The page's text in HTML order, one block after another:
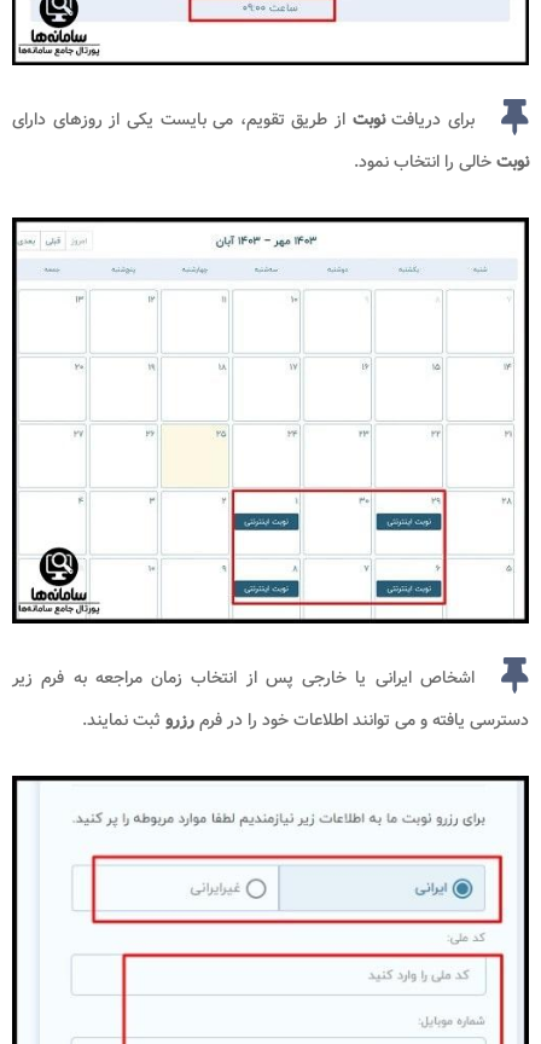
برای دریافتنوبت از طریق تقویم، می بایست یکی از روزهای دارای
نوبتخالی را انتخاب نمود.
اشخاص ایرانی یا خارجی پس از انتخاب زمان مراجعه به فرم زیر
دسترسی یافته و می توانند اطلاعات خود را در فرمرزرو ثبت نمایند.